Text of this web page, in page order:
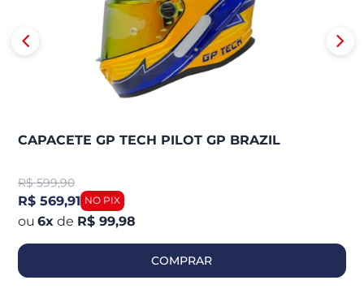
CAPACETE GP TECH PILOT GP BRAZIL
R$ 599,90
R$ 569,91
6x de R$ 99,98
COMPRAR